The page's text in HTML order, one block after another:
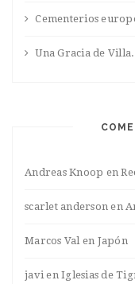
Cementerios
Una Gracia de
Andreas Knoop en
scarlet anderson en
Marcos Valen Japón
javienIglesias de